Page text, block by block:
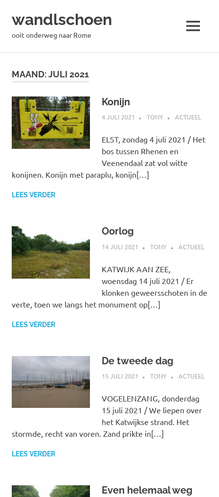
inhoud
wandlschoen
ooit onderweg naar Rome MENU
MAAND:JULI 2021
Konijn
4 JULI 2021 TONY ACTUEEL
ELST, zondag 4 juli 2021 / Het
bos tussen Rhenen en
Veenendaal zat vol witte
konijnen. Konijn met paraplu, konijn[…]
LEES VERDER
Oorlog
14 JULI 2021 TONY ACTUEEL
KATWIJK AAN ZEE,
woensdag 14 juli 2021 / Er
klonken geweersschoten in de
verte, toen we langs het monument op[…]
LEES VERDER
De tweede dag
15 JULI 2021 TONY ACTUEEL
VOGELENZANG, donderdag
15 juli 2021 / We liepen over
het Katwijkse strand. Het
stormde, recht van voren. Zand prikte in[…]
LEES VERDER
Even helemaal weg